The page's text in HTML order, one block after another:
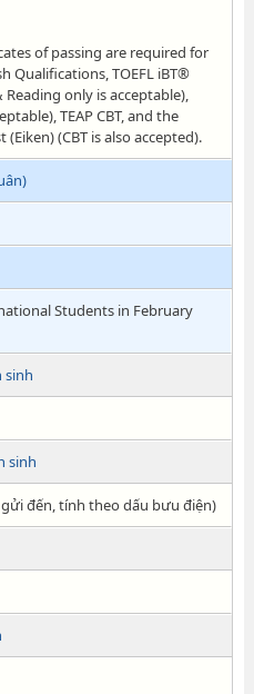
of passing are required for
Qualifications, TOEFL iBT®
Reading only is acceptable),
TEAP CBT, and the
(CBT is also accepted).
Students in February
sinh
sinh
đến, tính theo dấu bưu điện)